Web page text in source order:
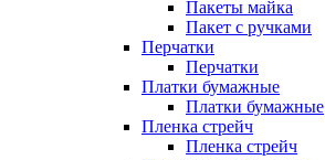
Пакеты майка
Пакет с ручками
Перчатки
Перчатки
Платки бумажные
Платки бумажные
Пленка стрейч
Пленка стрейч